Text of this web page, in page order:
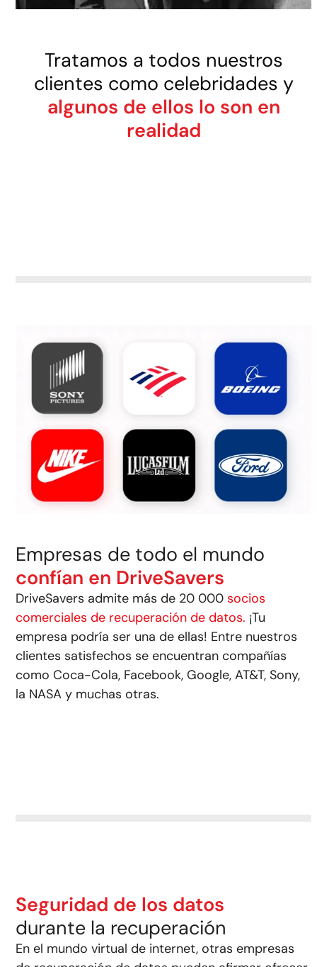
Tratamos a todos nuestros
clientes como celebridades y
algunos de ellos lo son en
realidad
Empresas de todo el mundo
confían en DriveSavers
DriveSavers admite más de 20 000socios
comerciales de recuperación de datos. ¡Tu
empresa podría ser una de ellas! Entre nuestros
clientes satisfechos se encuentran compañías
como Coca-Cola, Facebook, Google, AT&T, Sony,
la NASA y muchas otras.
Seguridad de los datos
durante la recuperación
En el mundo virtual de internet, otras empresas